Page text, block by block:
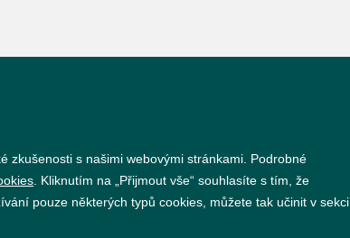
GDPR Nastavení cookies
zkušenosti s našimi webovými stránkami. Podrobné
. Kliknutím na „Přijmout vše“ souhlasíte s tím, že
pouze některých typů cookies, můžete tak učinit v sekci